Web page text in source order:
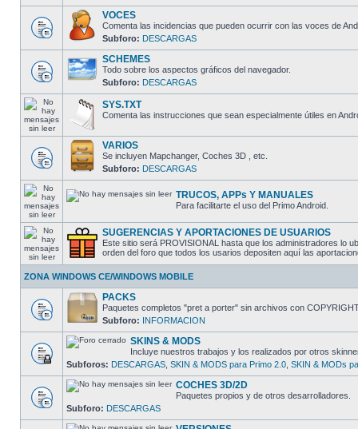
VOCES
Comenta las incidencias que pueden ocurrir con las voces de
Subforo: DESCARGAS
SCHEMES
Todo sobre los aspectos gráficos del navegador.
Subforo: DESCARGAS
SYS.TXT
Comenta las instrucciones que sean especialmente útiles en
VARIOS
Se incluyen Mapchanger, Coches 3D , etc.
Subforo: DESCARGAS
TRUCOS, APPs Y MANUALES
Para facilitarte el uso del Primo Android.
SUGERENCIAS Y APORTACIONES DE USUARIOS
Este sitio será PROVISIONAL hasta que los administradores lo
orden del foro que todos los usarios depositen aquí las
ZONA WINDOWS CE/WINDOWS MOBILE
PACKS
Paquetes completos "pret a porter" sin archivos con
Subforo: INFORMACION
SKINS & MODS
Incluye nuestros trabajos y los realizados por otros
Subforos: DESCARGAS SKIN & MODS para Primo 2.0 SKIN & MODs
COCHES 3D/2D
Paquetes propios y de otros desarrolladores.
Subforo: DESCARGAS